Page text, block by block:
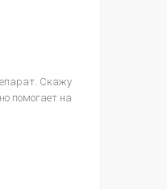
Скажу
помогает на